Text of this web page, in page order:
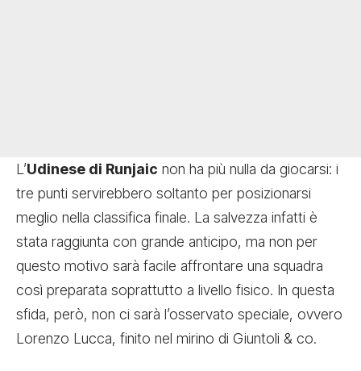
L’Udinese di Runjaic non ha più nulla da giocarsi: i
tre punti servirebbero soltanto per posizionarsi
meglio nella classifica finale. La salvezza infatti è
stata raggiunta con grande anticipo, ma non per
questo motivo sarà facile affrontare una squadra
così preparata soprattutto a livello fisico. In questa
sfida, però, non ci sarà l’osservato speciale, ovvero
Lorenzo Lucca, finito nel mirino di Giuntoli & co.